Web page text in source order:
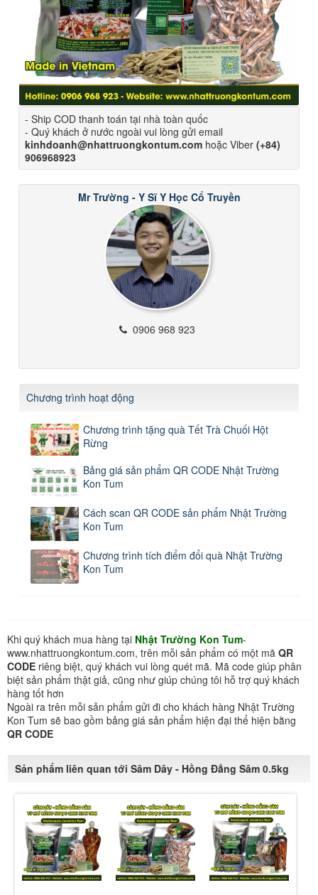
- Ship COD thanh toán tại nhà toàn quốc
- Quý khách ở nước ngoài vui lòng gửi email
kinhdoanh@nhattruongkontum.com hoặc Viber (+84)
906968923
Mr Trường - Y Sĩ Y Học Cổ Truyền
0906 968 923
Chương trình hoạt động
Chương trình tặng quà Tết Trà Chuối Hột
Rừng
Bảng giá sản phẩm QR CODE Nhật Trường
Kon Tum
Cách scan QR CODE sản phẩm Nhật Trường
Kon Tum
Chương trình tích điểm đổi quà Nhật Trường
Kon Tum
Khi quý khách mua hàng tại Nhật Trường Kon Tum-
www.nhattruongkontum.com, trên mỗi sản phẩm có một mã QR
CODE riêng biệt, quý khách vui lòng quét mã. Mã code giúp phân
biệt sản phẩm thật giả, cũng như giúp chúng tôi hỗ trợ quý khách
hàng tốt hơn
Ngoài ra trên mỗi sản phẩm gửi đi cho khách hàng Nhật Trường
Kon Tum sẽ bao gồm bảng giá sản phẩm hiện đại thể hiện bằng
QR CODE
Sản phẩm liên quan tới Sâm Dây - Hồng Đẳng Sâm 0.5kg